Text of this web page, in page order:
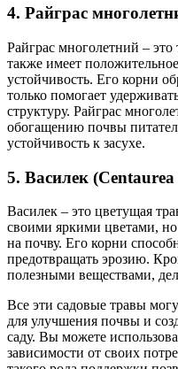
4. Райграс
Райграс многолетний – это
также имеет
устойчивость. Его корни
только помогает
структуру. Райграс
обогащению почвы
устойчивость к засухе.
5. Василек (Centaurea
Василек – это цветущая
своими яркими цветами,
на почву. Его корни
предотвращать эрозию.
полезными веществами,
Все эти садовые травы
для улучшения почвы и
саду. Вы можете
зависимости от своих